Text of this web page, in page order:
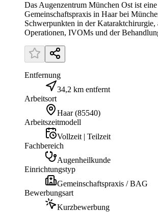
Das Augenzentrum München Ost ist
Gemeinschaftspraxis in Haar bei
Schwerpunkten in der Kataraktchirurgie,
Operationen, IVOMs und der
Entfernung
34,2 km entfernt
Arbeitsort
Haar (85540)
Arbeitszeitmodell
Vollzeit | Teilzeit
Fachbereich
Augenheilkunde
Einrichtungstyp
Gemeinschaftspraxis / BAG
Bewerbungsart
Kurzbewerbung